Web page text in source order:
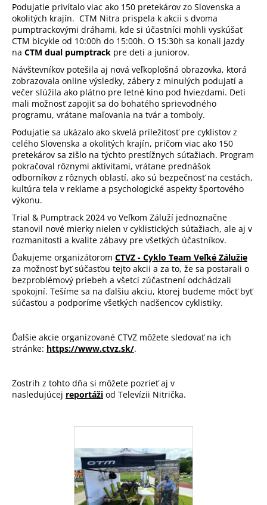
Podujatie privítalo viac ako 150 pretekárov zo Slovenska a
okolitých krajín. CTM Nitra prispela k akcii s dvoma
pumptrackovými dráhami, kde si účastníci mohli vyskúšať
CTM bicykle od 10:00h do 15:00h. O 15:30h sa konali jazdy
na CTM dual pumptrack pre deti a juniorov.
Návštevníkov potešila aj nová veľkoplošná obrazovka, ktorá
zobrazovala online výsledky, zábery z minulých podujatí a
večer slúžila ako plátno pre letné kino pod hviezdami. Deti
mali možnosť zapojiť sa do bohatého sprievodného
programu, vrátane maľovania na tvár a tomboly.
Podujatie sa ukázalo ako skvelá príležitosť pre cyklistov z
celého Slovenska a okolitých krajín, pričom viac ako 150
pretekárov sa zišlo na týchto prestížnych súťažiach. Program
pokračoval rôznymi aktivitami, vrátane prednášok
odborníkov z rôznych oblastí, ako sú bezpečnosť na cestách,
kultúra tela v reklame a psychologické aspekty športového
výkonu.
Trial & Pumptrack 2024 vo Veľkom Záluží jednoznačne
stanovil nové mierky nielen v cyklistických súťažiach, ale aj v
rozmanitosti a kvalite zábavy pre všetkých účastníkov.
Ďakujeme organizátorom CTVZ - Cyklo Team Veľké Zálužie
za možnosť byť súčasťou tejto akcii a za to, že sa postarali o
bezproblémový priebeh a všetci zúčastnení odchádzali
spokojní. Tešíme sa na ďalšiu akciu, ktorej budeme môcť byť
súčasťou a podporíme všetkých nadšencov cyklistiky.
Ďalšie akcie organizované CTVZ môžete sledovať na ich
stránke: https://www.ctvz.sk/.
Zostrih z tohto dňa si môžete pozrieť aj v
nasledujúcej reportáži od Televízii Nitrička.